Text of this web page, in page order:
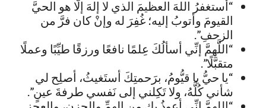
“أستغفرُ اللهَ العظيمَ الذي لا إلهَ إلَّا هو الحيَّ
القيومَ وأتوبُ إليه؛ غُفِرَ له وإنْ كان فرَّ من
الزحفِ”.
“اللَّهمَّ إنِّي أسألُكَ عِلمًا نافعًا ورزقًا طيِّبًا وعملًا
متقبَّلًا”.
“يا حيُّ يا قيُّومُ، برَحمتِكَ أستَغيثُ، أصلِح لي
شأني كُلَّهُ، ولا تَكِلني إلى نَفسي طرفةَ عينٍ”.